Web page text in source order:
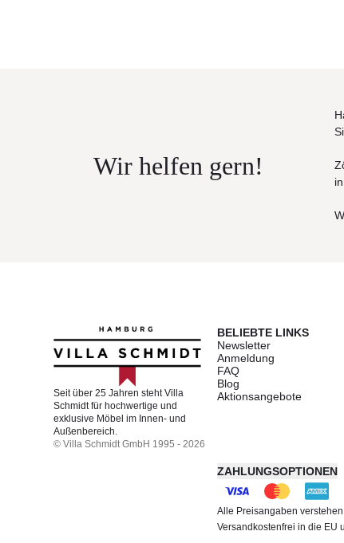
Wir helfen gern!
Seit über 25 Jahren steht Villa
Schmidt für hochwertige und
exklusive Möbel im Innen- und
Außenbereich.
© Villa Schmidt GmbH 1995 - 2026
BELIEBTE LINKS
Newsletter
Anmeldung
FAQ
Blog
Aktionsangebote
ZAHLUNGSOPTIONEN
Alle Preisangaben
Versandkostenfrei in die EU